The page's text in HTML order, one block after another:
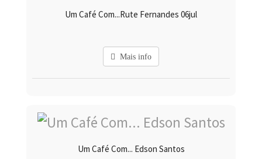
Um Café Com...Rute Fernandes 06jul
Mais info
Um Café Com... Edson Santos